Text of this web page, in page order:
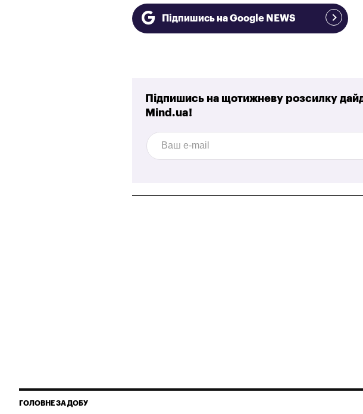
Підпишись на Google NEWS
Підпишись на щотижневу розсилку
Mind.ua!
ГОЛОВНЕ ЗА ДОБУ